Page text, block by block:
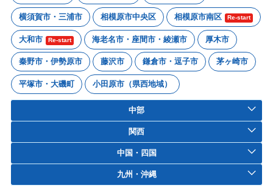
横須賀市・三浦市 相模原市中央区 相模原市南区 Re-start
大和市 Re-start 海老名市・座間市・綾瀬市 厚木市
秦野市・伊勢原市 藤沢市 鎌倉市・逗子市 茅ヶ崎市
平塚市・大磯町 小田原市（県西地域）
中部
関西
中国・四国
九州・沖縄